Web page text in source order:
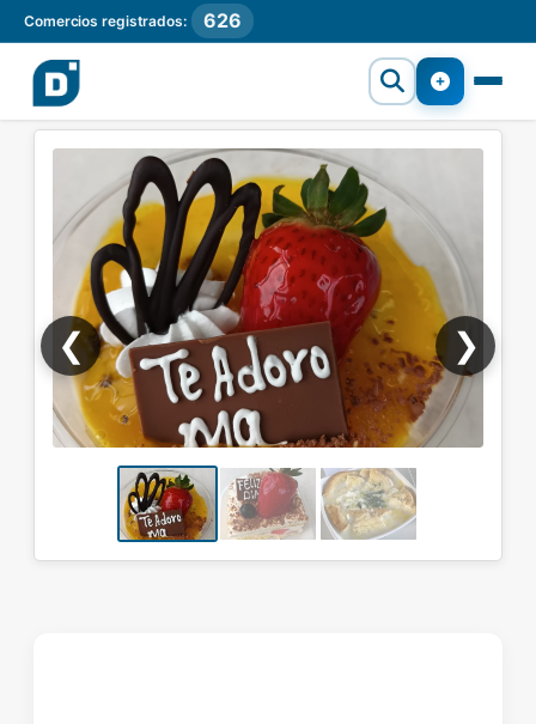
Comercios registrados: 626
❮ ❯